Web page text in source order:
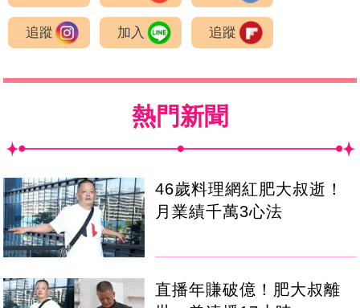
追蹤 加入 追蹤
熱門新聞
46歲料理網紅肥大叔逝！
月業績千萬3心法
直播年賺破億！肥大叔離